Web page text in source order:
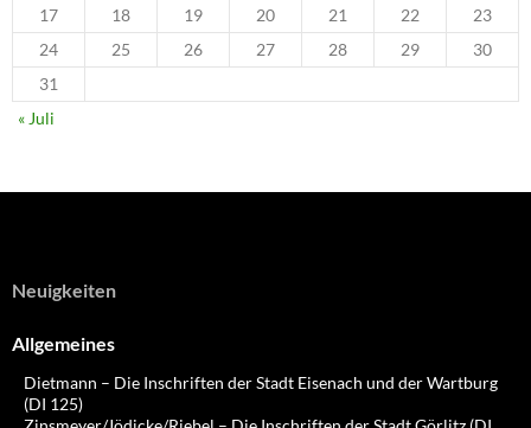
17
18 19 20 21 22
23
24
25 26 27 28 29
30
31
« Juli
Neuigkeiten
Allgemeines
Dietmann – Die Inschriften der Stadt Eisenach und der Wartburg
(DI 125)